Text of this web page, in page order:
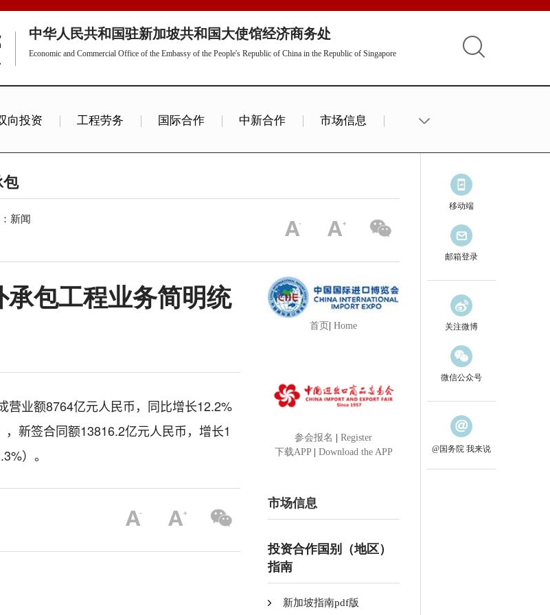
中华人民共和国驻新加坡共和国大使馆经济商务处
Economic and Commercial Office of the Embassy of the People's Republic of China in the Republic of Singapore
向投资 工程劳务 国际合作 中新合作 市场信息
包
新闻
承包工程业务简明统
营业额8764亿元人民币，同比增长12.2%
，新签合同额13816.2亿元人民币，增长1
%） 。
首页 |Home
参会报名 |Register
下载APP| Download the APP
市场信息
投资合作国别（地区）
指南
新加坡指南pdf版
移动端
邮箱登录
关注微博
微信公众号
@国务院 我来说